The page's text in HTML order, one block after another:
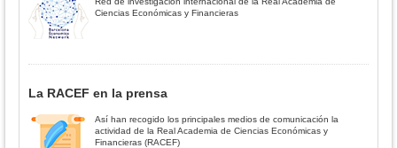
Ciencias Económicas y Financieras
La RACEF en la prensa
Así han recogido los principales medios de comunicación la
actividad de la Real Academia de Ciencias Económicas y
Financieras (RACEF)